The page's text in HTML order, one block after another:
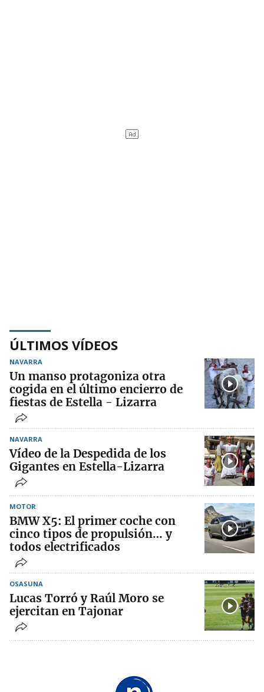
ÚLTIMOS VÍDEOS
NAVARRA
Un manso protagoniza otra
cogida en el último encierro de
fiestas de Estella - Lizarra
NAVARRA
Vídeo de la Despedida de los
Gigantes en Estella-Lizarra
MOTOR
BMW X5: El primer coche con
cinco tipos de propulsión… y
todos electrificados
OSASUNA
Lucas Torró y Raúl Moro se
ejercitan en Tajonar